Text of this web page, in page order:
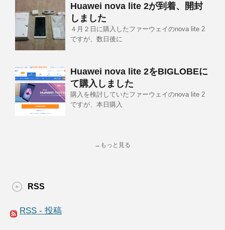
Huawei nova lite 2が到着、開封
しました
４月２日に購入したファーウェイのnova lite 2
ですが、数日後に
Huawei nova lite 2をBIGLOBEに
て購入しました
購入を検討していたファーウェイのnova lite 2
ですが、本日購入
→もっと見る
RSS
RSS - 投稿